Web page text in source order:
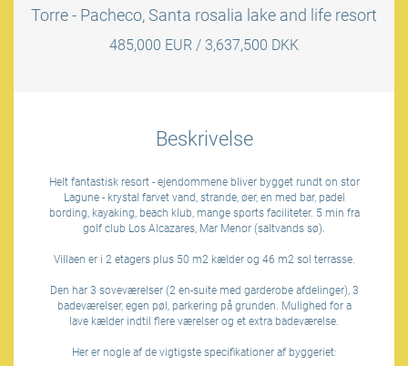
Torre - Pacheco, Santa rosalia lake and life resort
485,000 EUR / 3,637,500 DKK
Beskrivelse
Helt fantastisk resort - ejendommene bliver bygget rundt on stor
Lagune - krystal farvet vand, strande, øer, en med bar, padel
bording, kayaking, beach klub, mange sports faciliteter. 5 min fra
golf club Los Alcazares, Mar Menor (saltvands sø).
Villaen er i 2 etagers plus 50 m2 kælder og 46 m2 sol terrasse.
Den har 3 soveværelser (2 en-suite med garderobe afdelinger), 3
badeværelser, egen pøl, parkering på grunden. Mulighed for a
lave kælder indtil flere værelser og et extra badeværelse.
Her er nogle af de vigtigste specifikationer af byggeriet: